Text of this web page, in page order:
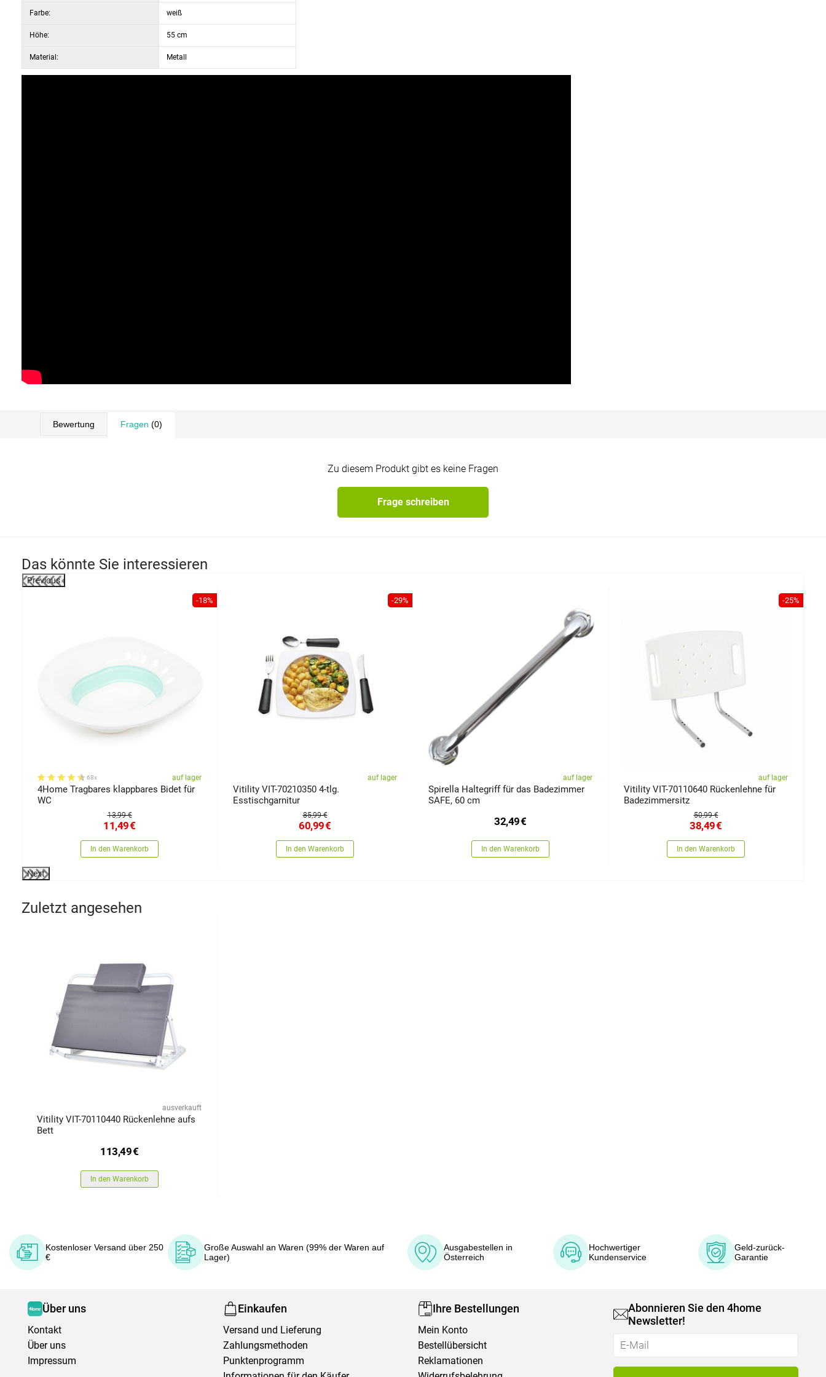
Farbe: weiß
Höhe: 55 cm
Material: Metall
Bewertung Fragen (0)
Zu diesem Produkt gibt es keine Fragen
Frage schreiben
Das könnte Sie interessieren
Previous
-18%
68x auf lager
4Home Tragbares klappbares Bidet für
WC
13,99 €
11,49€
In den Warenkorb
-29%
auf lager
Vitility VIT-70210350 4-tlg.
Esstischgarnitur
85,99 €
60,99€
In den Warenkorb
auf lager
Spirella Haltegriff für das Badezimmer
SAFE, 60 cm
32,49€
In den Warenkorb
-25%
auf lager
Vitility VIT-70110640 Rückenlehne für
Badezimmersitz
50,99 €
38,49€
In den Warenkorb
Next
Zuletzt angesehen
ausverkauft
Vitility VIT-70110440 Rückenlehne aufs
Bett
113,49€
In den Warenkorb
Kostenloser Versand über 250
€
Große Auswahl an Waren (99% der Waren auf
Lager)
Ausgabestellen in
Österreich
Hochwertiger
Kundenservice
Geld-zurück-
Garantie
Über uns
Kontakt
Über uns
Impressum
Einkaufen
Versand und Lieferung
Zahlungsmethoden
Punktenprogramm
Ihre Bestellungen
Mein Konto
Bestellübersicht
Reklamationen
Abonnieren Sie den 4home
Newsletter!